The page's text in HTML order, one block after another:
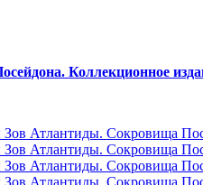
Коллекционное